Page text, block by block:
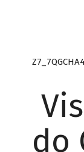
do